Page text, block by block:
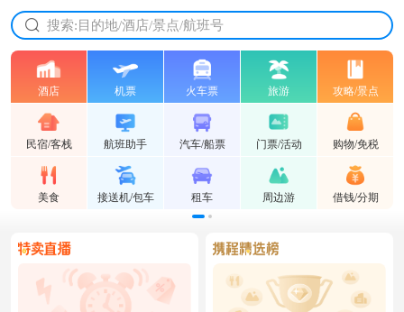
放心的服务 放心的价格
搜索:目的地/酒店/景点/航班号
酒店
民宿/客栈
美食
机票
航班助手
接送机/包车
火车票
汽车/船票
租车
旅游
门票/活动
周边游
攻略/景点
购物/免税
借钱/分期